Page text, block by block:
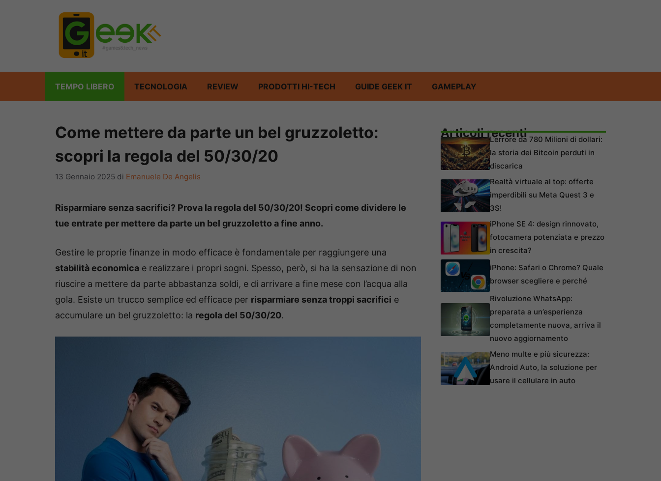
TEMPO LIBERO TECNOLOGIA REVIEW PRODOTTI HI-TECH GUIDE GEEK IT GAMEPLAY
Come mettere da parte un bel gruzzoletto:
scopri la regola del 50/30/20
13 Gennaio 2025 di Emanuele De Angelis
Risparmiare senza sacrifici? Prova la regola del 50/30/20! Scopri come dividere le
tue entrate per mettere da parte un bel gruzzoletto a fine anno.
Gestire le proprie finanze in modo efficace è fondamentale per raggiungere una
stabilità economica e realizzare i propri sogni. Spesso, però, si ha la sensazione di non
riuscire a mettere da parte abbastanza soldi, e di arrivare a fine mese con l’acqua alla
gola. Esiste un trucco semplice ed efficace per risparmiare senza troppi sacrifici e
accumulare un bel gruzzoletto: la regola del 50/30/20.
Articoli recentiL’errore da 780 Milioni di dollari:
la storia dei Bitcoin perduti in
discarica
Realtà virtuale al top: offerte
imperdibili su Meta Quest 3 e
3S!
iPhone SE 4: design rinnovato,
fotocamera potenziata e prezzo
in crescita?
iPhone: Safari o Chrome? Quale
browser scegliere e perché
Rivoluzione WhatsApp:
preparata a un’esperienza
completamente nuova, arriva il
nuovo aggiornamento
Meno multe e più sicurezza:
Android Auto, la soluzione per
usare il cellulare in auto